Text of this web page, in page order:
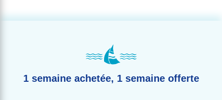
1 semaine achetée, 1 semaine offerte